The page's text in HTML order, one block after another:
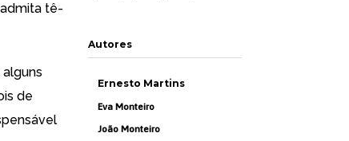
tê-
de
Autores
Ernesto Martins
Eva Monteiro
João Monteiro